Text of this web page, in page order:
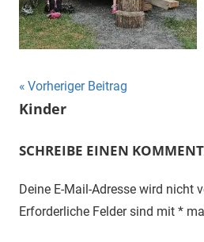
Beitragsnavigation
Vorheriger Beitrag
Kinder
SCHREIBE EINEN
Deine E-Mail-Adresse wird nicht
Erforderliche Felder sind mit *